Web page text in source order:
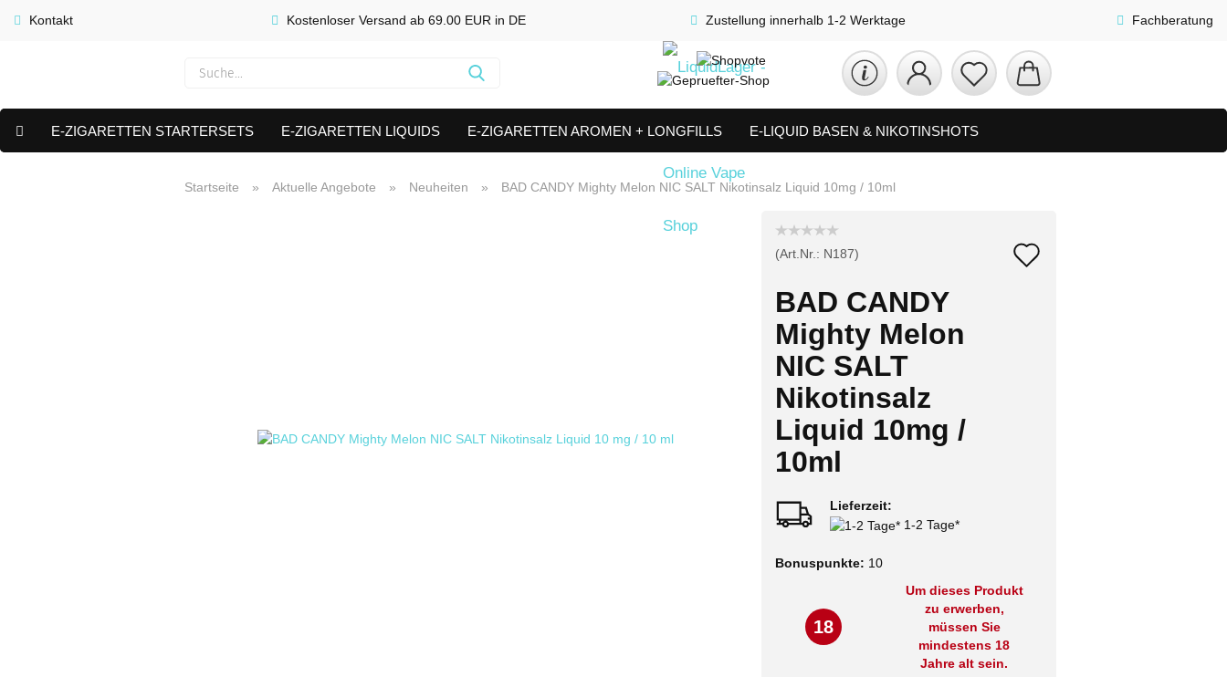
Kontakt Kostenloser Versand ab 69.00 EUR in DE Zustellung innerhalb 1-2 Werktage Fachberatung
E-ZIGARETTEN STARTERSETS E-ZIGARETTEN LIQUIDS E-ZIGARETTEN AROMEN + LONGFILLS E-LIQUID BASEN & NIKOTINSHOTS
VERDAMPFER & COILS AKKUTRÄGER & SETS
Startseite » Aktuelle Angebote » Neuheiten » BAD CANDY Mighty Melon NIC SALT Nikotinsalz Liquid 10mg / 10ml
(Art.Nr.: N187)
BAD CANDY
Mighty Melon
NIC SALT
Nikotinsalz
Liquid 10mg /
10ml
Lieferzeit:
1-2 Tage*
Bonuspunkte: 10
18
Um dieses Produkt
zu erwerben,
müssen Sie
mindestens 18
Jahre alt sein.